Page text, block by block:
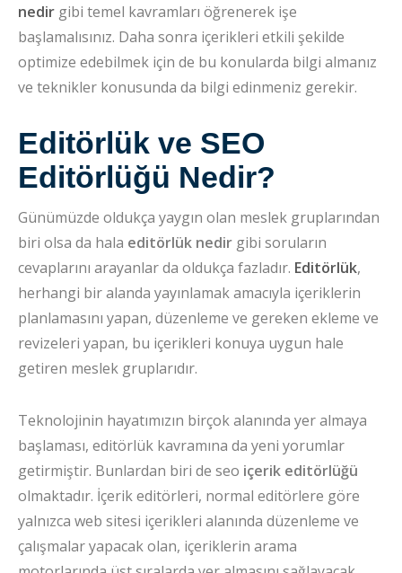
nedir gibi temel kavramları öğrenerek işe
başlamalısınız. Daha sonra içerikleri etkili şekilde
optimize edebilmek için de bu konularda bilgi almanız
ve teknikler konusunda da bilgi edinmeniz gerekir.
Editörlük ve SEO
Editörlüğü Nedir?
Günümüzde oldukça yaygın olan meslek gruplarından
biri olsa da hala editörlük nedir gibi soruların
cevaplarını arayanlar da oldukça fazladır. Editörlük,
herhangi bir alanda yayınlamak amacıyla içeriklerin
planlamasını yapan, düzenleme ve gereken ekleme ve
revizeleri yapan, bu içerikleri konuya uygun hale
getiren meslek gruplarıdır.
Teknolojinin hayatımızın birçok alanında yer almaya
başlaması, editörlük kavramına da yeni yorumlar
getirmiştir. Bunlardan biri de seo içerik editörlüğü
olmaktadır. İçerik editörleri, normal editörlere göre
yalnızca web sitesi içerikleri alanında düzenleme ve
çalışmalar yapacak olan, içeriklerin arama